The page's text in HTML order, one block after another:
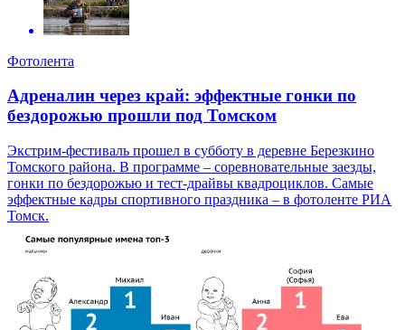
Фотолента
Адреналин через край: эффектные гонки по
бездорожью прошли под Томском
Экстрим-фестиваль прошел в субботу в деревне Березкино
Томского района. В программе – соревновательные заезды,
гонки по бездорожью и тест-драйвы квадроциклов. Самые
эффектные кадры спортивного праздника – в фотоленте РИА
Томск.